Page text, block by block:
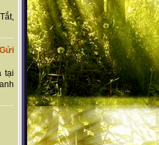
Gửi
tại